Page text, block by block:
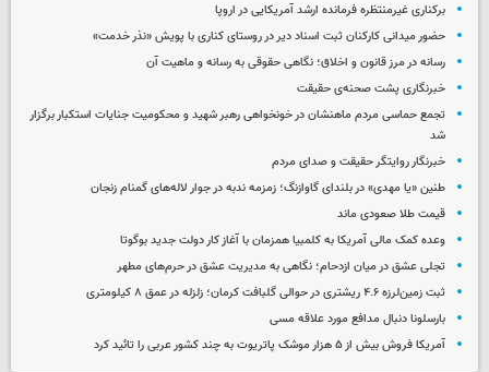
برکناری غیرمنتظره فرمانده ارشد آمریکایی در اروپا
حضور میدانی کارکنان ثبت اسناد دیر در روستای کناری با پویش «نذر خدمت»
رسانه در مرز قانون و اخلاق؛ نگاهی حقوقی به رسانه و ماهیت آن
خبرنگاری پشت صحنه‌ی حقیقت
تجمع حماسی مردم ماهنشان در خونخواهی رهبر شهید و محکومیت جنایات استکبار برگزار
شد
خبرنگار روایتگر حقیقت و صدای مردم
طنین «یا مهدی» در بلندای گاوازنگ؛ زمزمه ندبه در جوار لاله‌های گمنام زنجان
قیمت طلا صعودی ماند
وعده کمک مالی آمریکا به کلمبیا همزمان با آغاز کار دولت جدید بوگوتا
تجلی عشق در میان ازدحام؛ نگاهی به مدیریت عشق در حرم‌های مطهر
ثبت زمین‌لرزه ۴.۶ ریشتری در حوالی گلبافت کرمان؛ زلزله در عمق ۸ کیلومتری
بارسلونا دنبال مدافع مورد علاقه مسی
آمریکا فروش بیش از ۵ هزار موشک پاتریوت به چند کشور عربی را تائید کرد